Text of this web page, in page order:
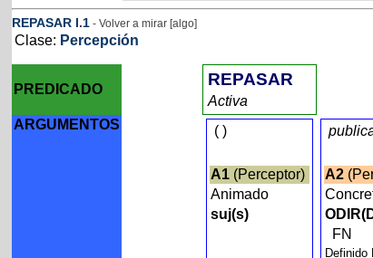
REPASAR I.1 - Volver a mirar [algo]
Clase: Percepción
PREDICADO
REPASAR
Activa
ARGUMENTOS ( )
A1 (Perceptor)
Animado
suj(s)
A2
FN
Definido